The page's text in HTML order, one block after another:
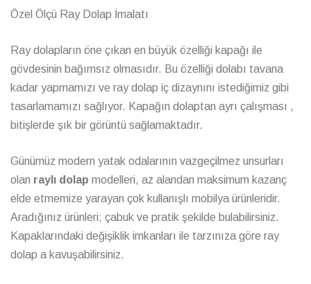
Özel Ölçü Ray Dolap İmalatı
Ray dolapların öne çıkan en büyük özelliği kapağı ile
gövdesinin bağımsız olmasıdır. Bu özelliği dolabı tavana
kadar yapmamızı ve ray dolap iç dizaynını istediğimiz gibi
tasarlamamızı sağlıyor. Kapağın dolaptan ayrı çalışması ,
bitişlerde şık bir görüntü sağlamaktadır.
Günümüz modern yatak odalarının vazgeçilmez unsurları
olan raylı dolap modelleri, az alandan maksimum kazanç
elde etmemize yarayan çok kullanışlı mobilya ürünleridir.
Aradığınız ürünleri; çabuk ve pratik şekilde bulabilirsiniz.
Kapaklarındaki değişiklik imkanları ile tarzınıza göre ray
dolap a kavuşabilirsiniz.